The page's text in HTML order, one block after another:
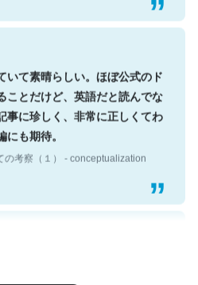
いて素晴らしい。ほぼ公式のド
ことだけど、英語だと読んでな
事に珍しく、非常に正しくてわ
にも期待。
の考察（１） - conceptualization